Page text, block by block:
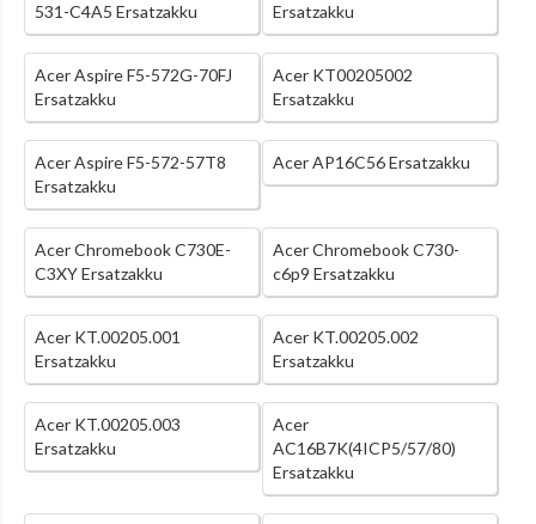
531-C4A5 Ersatzakku
Ersatzakku
Acer Aspire F5-572G-70FJ
Ersatzakku
Acer KT00205002
Ersatzakku
Acer Aspire F5-572-57T8
Ersatzakku
Acer AP16C56 Ersatzakku
Acer Chromebook C730E-
C3XY Ersatzakku
Acer Chromebook C730-
c6p9 Ersatzakku
Acer KT.00205.001
Ersatzakku
Acer KT.00205.002
Ersatzakku
Acer KT.00205.003
Ersatzakku
Acer
AC16B7K(4ICP5/57/80)
Ersatzakku